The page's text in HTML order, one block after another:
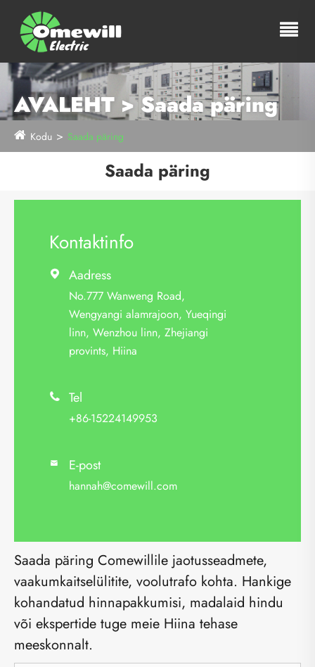
AVALEHT > Saada päring
Kodu Saada päring
Saada päring
Kontaktinfo
 Aadress
No.777 Wanweng Road,
Wengyangi alamrajoon, Yueqingi
linn, Wenzhou linn, Zhejiangi
provints, Hiina
 Tel
+86-15224149953
 E-post
hannah@comewill.com
Saada päring Comewillile jaotusseadmete,
vaakumkaitselülitite, voolutrafo kohta. Hankige
kohandatud hinnapakkumisi, madalaid hindu
või ekspertide tuge meie Hiina tehase
meeskonnalt.